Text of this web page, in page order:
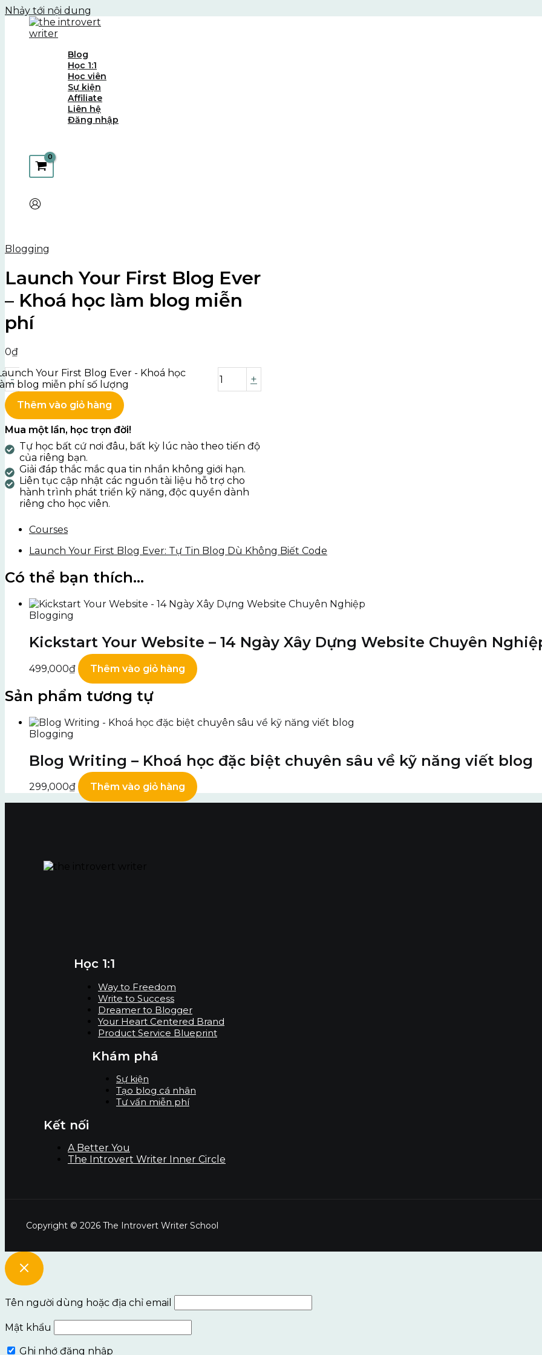
Nhảy tới nội dung
Blog
Học 1:1
Học viên
Sự kiện
Affiliate
Liên hệ
Đăng nhập
Blogging
Launch Your First Blog Ever
– Khoá học làm blog miễn
phí
0₫
-
Your First Blog Ever - Khoá học
blog miễn phí số lượng
+
Thêm vào giỏ hàng
Mua một lần, học trọn đời!
Tự học bất cứ nơi đâu, bất kỳ lúc nào theo tiến độ
của riêng bạn.
Giải đáp thắc mắc qua tin nhắn không giới hạn.
Liên tục cập nhật các nguồn tài liệu hỗ trợ cho
hành trình phát triển kỹ năng, độc quyền dành
riêng cho học viên.
Courses
Launch Your First Blog Ever: Tự Tin Blog Dù Không Biết Code
Có thể bạn thích…
Blogging
Kickstart Your Website – 14 Ngày Xây Dựng Website Chuyên
499,000₫ Thêm vào giỏ hàng
Sản phẩm tương tự
Blogging
Blog Writing – Khoá học đặc biệt chuyên sâu về kỹ năng viết blog
299,000₫ Thêm vào giỏ hàng
Học 1:1
Way to Freedom
Write to Success
Dreamer to Blogger
Your Heart Centered Brand
Product Service Blueprint
Khám phá
Sự kiện
Tạo blog cá nhân
Tư vấn miễn phí
Kết nối
A Better You
The Introvert Writer Inner Circle
Copyright © 2026 The Introvert Writer School
Tên người dùng hoặc địa chỉ email
Mật khẩu
Ghi nhớ đăng nhập